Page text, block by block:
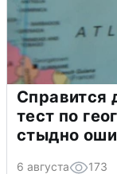
Справится
тест по
стыдно
6 августа 173